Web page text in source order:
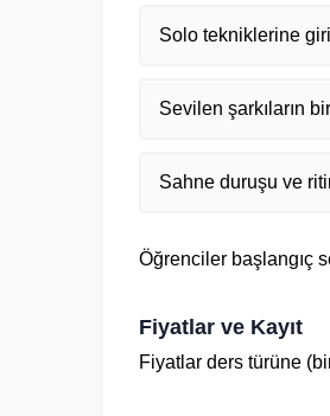
Solo tekniklerine
Sevilen şarkıların
Sahne duruşu ve
Öğrenciler başlangıç
Fiyatlar ve Kayıt
Fiyatlar ders türüne